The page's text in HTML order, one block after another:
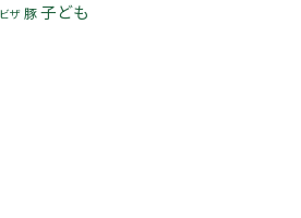
ビザ 豚 子ども